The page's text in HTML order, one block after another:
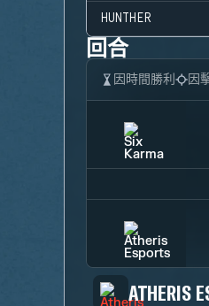
HUNTHER
回合
因時間勝利 因
ATHERIS